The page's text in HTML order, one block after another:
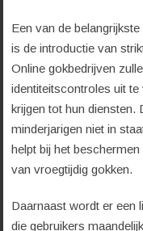
Een van de
is de introductie van
Online gokbedrijven
identiteitscontroles uit
krijgen tot hun
minderjarigen niet in
helpt bij het
van vroegtijdig gokken.
Daarnaast wordt er een
die gebruikers